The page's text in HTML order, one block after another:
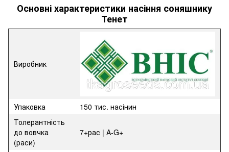
Основні характеристики насіння соняшнику
Тенет
Виробник
Упаковка
150 тис. насінин
Толерант­ність
до вовчка
(раси)
7+рас | A-G+